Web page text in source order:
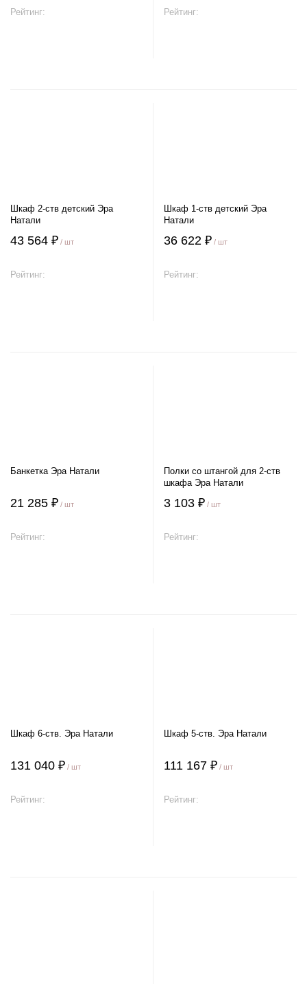
Рейтинг: Рейтинг:
Шкаф 2-ств детский Эра
Натали
43 564 ₽ / шт
Рейтинг:
Шкаф 1-ств детский Эра
Натали
36 622 ₽ / шт
Рейтинг:
Банкетка Эра Натали
21 285 ₽ / шт
Рейтинг:
Полки со штангой для 2-ств
шкафа Эра Натали
3 103 ₽ / шт
Рейтинг:
Шкаф 6-ств. Эра Натали
131 040 ₽ / шт
Рейтинг:
Шкаф 5-ств. Эра Натали
111 167 ₽ / шт
Рейтинг: